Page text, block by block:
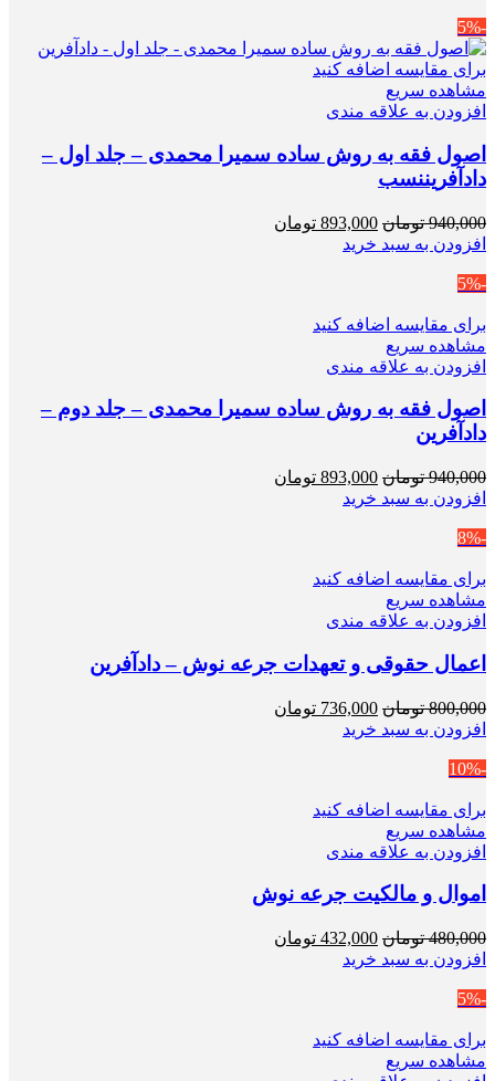
-5%
برای مقایسه اضافه کنید
مشاهده سریع
افزودن به علاقه مندی
اصول فقه به روش ساده سمیرا محمدی – جلد اول –
دادآفریننسب
940,000 تومان قیمت
اصلی
893,000 تومان
افزودن به سبد خرید
-5%
برای مقایسه اضافه کنید
مشاهده سریع
افزودن به علاقه مندی
اصول فقه به روش ساده سمیرا محمدی – جلد دوم –
دادآفرین
940,000 تومان قیمت
اصلی
893,000 تومان
افزودن به سبد خرید
-8%
برای مقایسه اضافه کنید
مشاهده سریع
افزودن به علاقه مندی
اعمال حقوقی و تعهدات جرعه نوش – دادآفرین
800,000 تومان قیمت
اصلی
736,000 تومان
افزودن به سبد خرید
-10%
برای مقایسه اضافه کنید
مشاهده سریع
افزودن به علاقه مندی
اموال و مالکیت جرعه نوش
480,000 تومان قیمت
اصلی
432,000 تومان
افزودن به سبد خرید
-5%
برای مقایسه اضافه کنید
مشاهده سریع